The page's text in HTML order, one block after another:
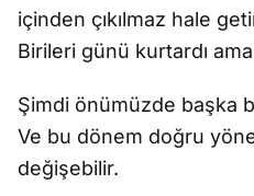
içinden çıkılmaz hale
Birileri günü kurtardı
Şimdi önümüzde başka
Ve bu dönem doğru
değişebilir.